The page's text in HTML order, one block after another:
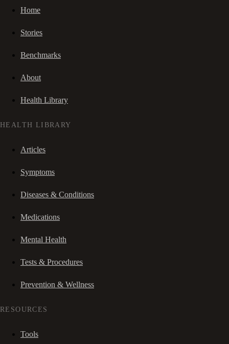
Home
Stories
Benchmarks
About
Health Library
HEALTH LIBRARY
Articles
Symptoms
Diseases & Conditions
Medications
Mental Health
Tests & Procedures
Prevention & Wellness
RESOURCES
Tools